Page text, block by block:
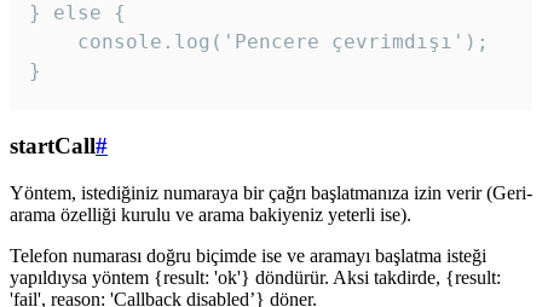
} else {
    console.log('Pencere çevrimdışı');
}
startCall#
Yöntem, istediğiniz numaraya bir çağrı başlatmanıza izin verir (Geri-
arama özelliği kurulu ve arama bakiyeniz yeterli ise).
Telefon numarası doğru biçimde ise ve aramayı başlatma isteği
yapıldıysa yöntem {result: 'ok'} döndürür. Aksi takdirde, {result:
'fail', reason: 'Callback disabled’} döner.